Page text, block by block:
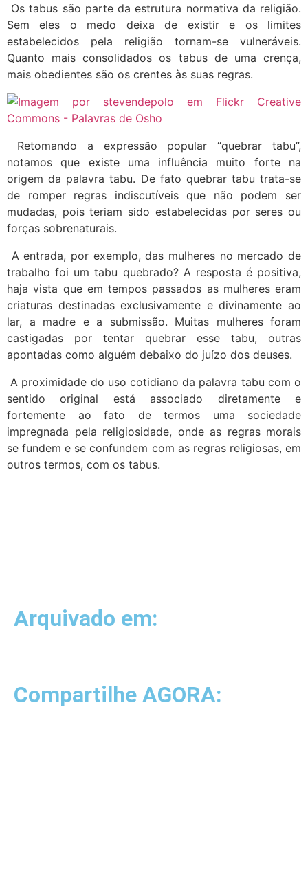
Os tabus são parte da estrutura normativa da religião.
Sem eles o medo deixa de existir e os limites
estabelecidos pela religião tornam-se vulneráveis.
Quanto mais consolidados os tabus de uma crença,
mais obedientes são os crentes às suas regras.
Retomando a expressão popular “quebrar tabu”,
notamos que existe uma influência muito forte na
origem da palavra tabu. De fato quebrar tabu trata-se
de romper regras indiscutíveis que não podem ser
mudadas, pois teriam sido estabelecidas por seres ou
forças sobrenaturais.
A entrada, por exemplo, das mulheres no mercado de
trabalho foi um tabu quebrado? A resposta é positiva,
haja vista que em tempos passados as mulheres eram
criaturas destinadas exclusivamente e divinamente ao
lar, a madre e a submissão. Muitas mulheres foram
castigadas por tentar quebrar esse tabu, outras
apontadas como alguém debaixo do juízo dos deuses.
A proximidade do uso cotidiano da palavra tabu com o
sentido original está associado diretamente e
fortemente ao fato de termos uma sociedade
impregnada pela religiosidade, onde as regras morais
se fundem e se confundem com as regras religiosas, em
outros termos, com os tabus.
Arquivado em:
Compartilhe AGORA: